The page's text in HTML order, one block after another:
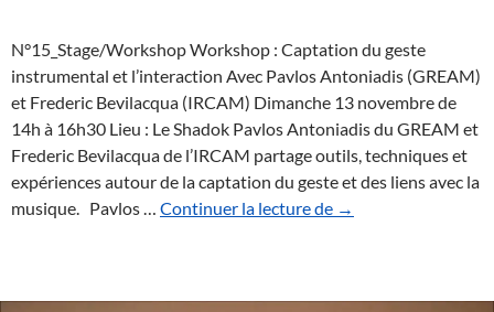
N°15_Stage/Workshop Workshop : Captation du geste
instrumental et l’interaction Avec Pavlos Antoniadis (GREAM)
et Frederic Bevilacqua (IRCAM) Dimanche 13 novembre de
14h à 16h30 Lieu : Le Shadok Pavlos Antoniadis du GREAM et
Frederic Bevilacqua de l’IRCAM partage outils, techniques et
expériences autour de la captation du geste et des liens avec la
musique. Pavlos … Continuer la lecture de
Captation
→